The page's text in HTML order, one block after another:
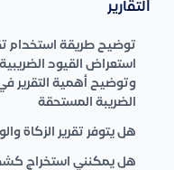
التقارير
توضيح طريقة استخدام
استعراض القيود
وتوضيح أهمية التقرير
الضريبة المستحقة
هل يتوفر تقرير الزكاة
هل يمكنني استخراج